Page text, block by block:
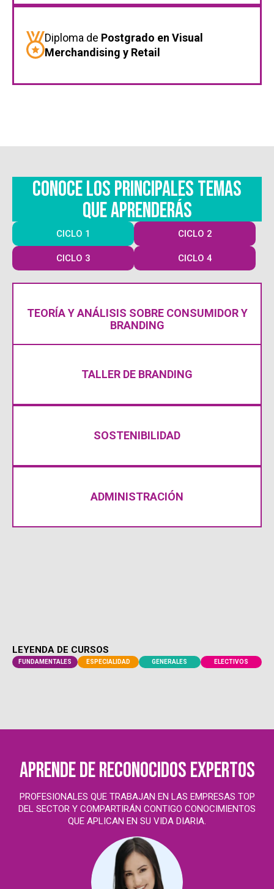
Diploma de Postgrado en Visual
Merchandising y Retail
CONOCE LOS PRINCIPALES TEMAS
QUE APRENDERÁS
CICLO 1 CICLO 2
CICLO 3 CICLO 4
TEORÍA Y ANÁLISIS SOBRE CONSUMIDOR Y
BRANDING
ANALIZA EL COMPORTAMIENTO DEL
EXPERIENCIAS Y MARCAS MÁS
RELEVANTES.
TALLER DE BRANDING
PERSPECTIVA DE MARCA.
SOSTENIBILIDAD
ENFOQUE SOSTENIBLE.
ADMINISTRACIÓN
PARA LA GENERACIÓN DE VALOR.
LEYENDA DE CURSOS
FUNDAMENTALES ESPECIALIDAD GENERALES ELECTIVOS
aprende de reconocidos expertos
PROFESIONALES QUE TRABAJAN EN LAS EMPRESAS TOP
DEL SECTOR Y COMPARTIRÁN CONTIGO CONOCIMIENTOS
QUE APLICAN EN SU VIDA DIARIA.